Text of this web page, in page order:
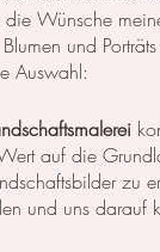
Wünsche
und
Auswahl:
auf die
zu
und uns darauf